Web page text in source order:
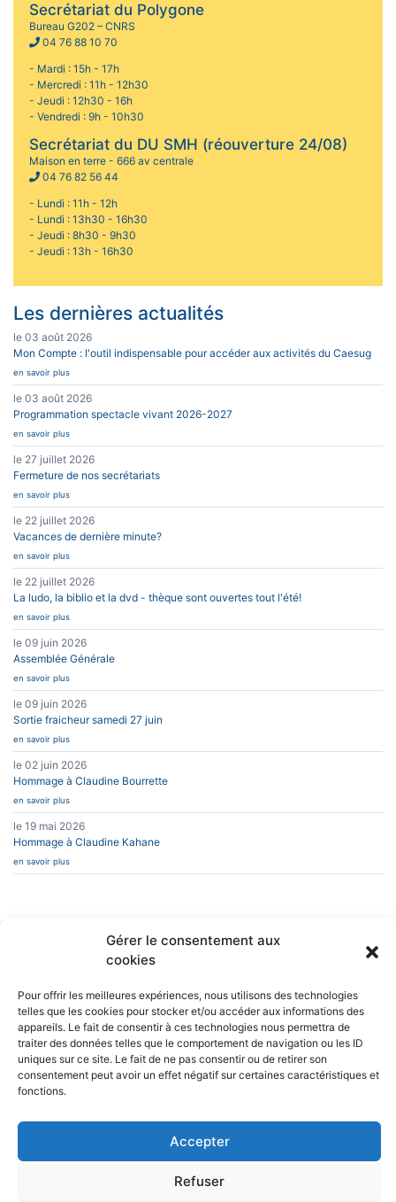
Gérer le consentement aux
cookies
Pour offrir les meilleures expériences, nous utilisons des technologies
telles que les cookies pour stocker et/ou accéder aux informations des
appareils. Le fait de consentir à ces technologies nous permettra de
traiter des données telles que le comportement de navigation ou les ID
uniques sur ce site. Le fait de ne pas consentir ou de retirer son
consentement peut avoir un effet négatif sur certaines caractéristiques et
fonctions.
Accepter
Refuser
Secrétariat du Polygone
Bureau G202 – CNRS
04 76 88 10 70
- Mardi : 15h - 17h
- Mercredi : 11h - 12h30
- Jeudi : 12h30 - 16h
- Vendredi : 9h - 10h30
Secrétariat du DU SMH (réouverture 24/08)
Maison en terre - 666 av centrale
04 76 82 56 44
- Lundi : 11h - 12h
- Lundi : 13h30 - 16h30
- Jeudi : 8h30 - 9h30
- Jeudi : 13h - 16h30
Les dernières actualités
le 03 août 2026
Mon Compte : l'outil indispensable pour accéder aux activités du Caesug
en savoir plus
le 03 août 2026
Programmation spectacle vivant 2026-2027
en savoir plus
le 27 juillet 2026
Fermeture de nos secrétariats
en savoir plus
le 22 juillet 2026
Vacances de dernière minute?
en savoir plus
le 22 juillet 2026
La ludo, la biblio et la dvd - thèque sont ouvertes tout l'été!
en savoir plus
le 09 juin 2026
Assemblée Générale
en savoir plus
le 09 juin 2026
Sortie fraicheur samedi 27 juin
en savoir plus
le 02 juin 2026
Hommage à Claudine Bourrette
en savoir plus
le 19 mai 2026
Hommage à Claudine Kahane
en savoir plus
CAESUG
25 avenue des
Martyrs
BP 166
38042 Grenoble
Cedex 9
nous écrire
EN SAVOIR PLUS
L’ASSOCIATION
NEWSLETTERS